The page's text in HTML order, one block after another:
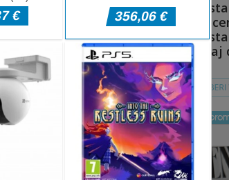
zelo tipična
število točk, da
se bombe 3 Če
je nova in
na 5 vprašanj
Matematika se